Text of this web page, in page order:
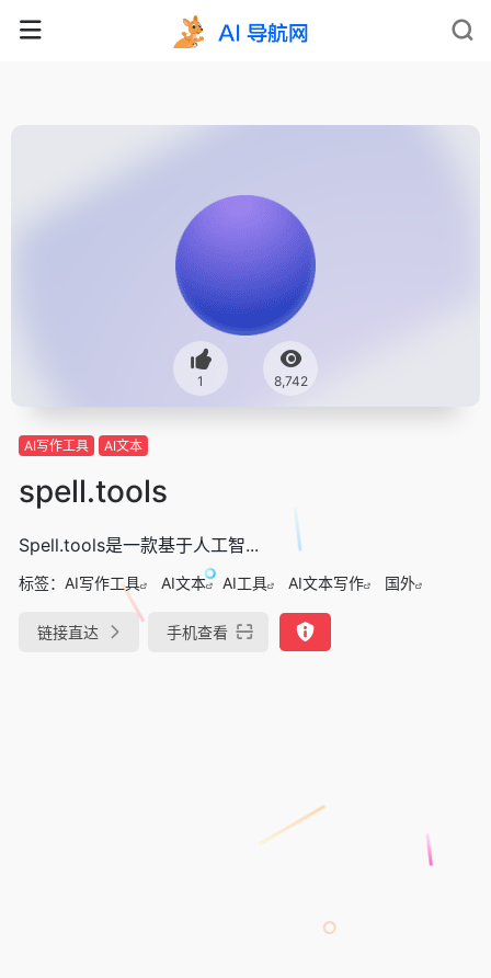
1 8,742
AI写作工具 AI文本
spell.tools
Spell.tools是一款基于人工智...
标签： AI写作工具 AI文本 AI工具 AI文本写作 国外
链接直达 手机查看